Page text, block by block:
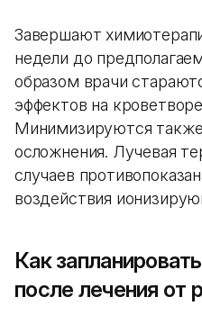
Завершают
недели до
образом врачи
эффектов на
Минимизируются
осложнения. Лучевая
случаев
воздействия
Как
после лечения от